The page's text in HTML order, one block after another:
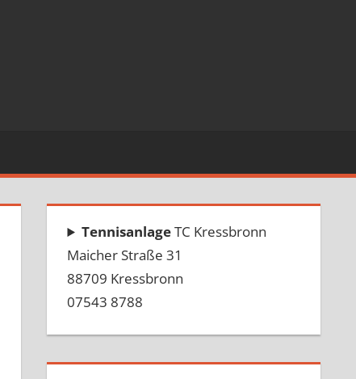
TennisanlageTC Kressbronn
Maicher Straße 31
88709 Kressbronn
07543 8788